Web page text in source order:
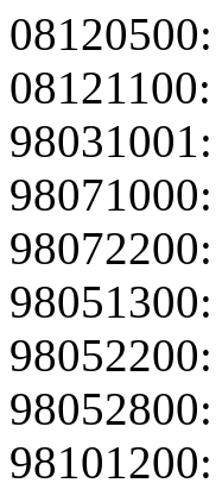
08120500:
08121100:
98031001:
98071000:
98072200:
98051300:
98052200:
98052800:
98101200: